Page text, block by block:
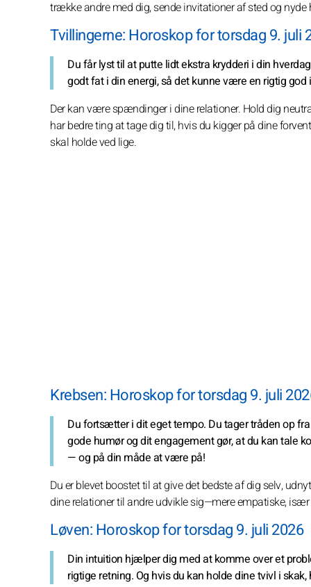
trække andre med dig, sende invitationer af sted og
Tvillingerne: Horoskop for torsdag 9. juli
Du får lyst til at putte lidt ekstra krydderi i din
godt fat i din energi, så det kunne være en rigtig
Der kan være spændinger i dine relationer. Hold dig
har bedre ting at tage dig til, hvis du kigger på dine
skal holde ved lige.
Krebsen: Horoskop for torsdag 9. juli
Du fortsætter i dit eget tempo. Du tager tråden op
gode humør og dit engagement gør, at du kan tale
— og på din måde at være på!
Du er blevet boostet til at give det bedste af dig selv,
dine relationer til andre udvikle sig—mere empatiske,
Løven: Horoskop for torsdag 9. juli 2026
Din intuition hjælper dig med at komme over et
rigtige retning. Og hvis du kan holde dine tvivl i